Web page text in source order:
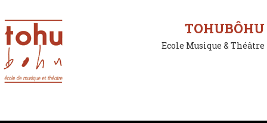
to
content
TOHUBÔHU
Ecole Musique & Théâtre